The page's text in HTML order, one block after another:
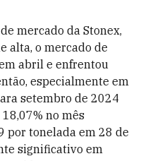
mercado da Stonex,
alta, o mercado de
abril e enfrentou
especialmente em
setembro de 2024
no mês
por tonelada em 28 de
significativo em